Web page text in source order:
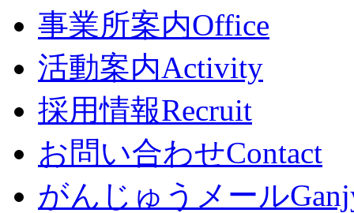
事業所案内Office
活動案内Activity
採用情報Recruit
お問い合わせContact
がんじゅうメール